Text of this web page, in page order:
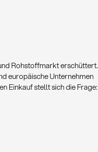
Rohstoffmarkt erschüttert.
europäische Unternehmen
Einkauf stellt sich die Frage: